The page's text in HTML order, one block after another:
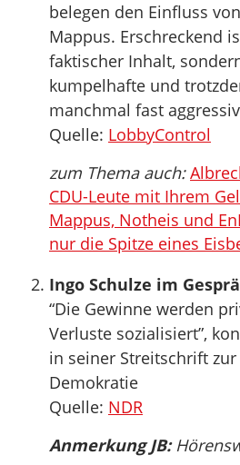
belegen den Einfluss
Mappus. Erschreckend
faktischer Inhalt,
kumpelhafte und
manchmal fast
Quelle: LobbyControl
zum Thema auch:
CDU-Leute mit Ihrem
Mappus, Notheis und
nur die Spitze eines
Ingo Schulze im
“Die Gewinne werden
Verluste sozialisiert”,
in seiner Streitschrift
Demokratie
Quelle: NDR
Anmerkung JB: